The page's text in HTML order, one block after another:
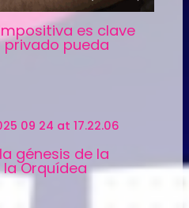
es clave
pueda
génesis de la
Orquídea